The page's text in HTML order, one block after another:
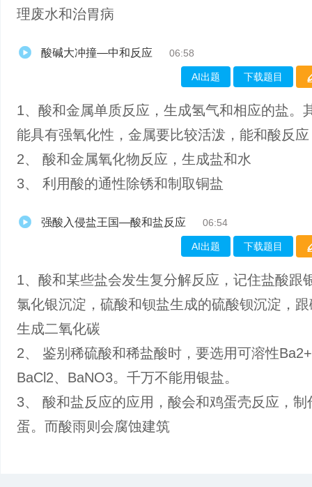
理废水和治胃病
酸碱大冲撞—中和反应 06:58
AI出题 下载题目
1、酸和金属单质反应，生成氢气和相应的盐。
能具有强氧化性，金属要比较活泼，能和酸反应
2、 酸和金属氧化物反应，生成盐和水
3、 利用酸的通性除锈和制取铜盐
强酸入侵盐王国—酸和盐反应 06:54
AI出题 下载题目
1、酸和某些盐会发生复分解反应，记住盐酸跟
氯化银沉淀，硫酸和钡盐生成的硫酸钡沉淀，
生成二氧化碳
2、 鉴别稀硫酸和稀盐酸时，要选用可溶性
BaCl2、BaNO3。千万不能用银盐。
3、 酸和盐反应的应用，酸会和鸡蛋壳反应，制
蛋。而酸雨则会腐蚀建筑